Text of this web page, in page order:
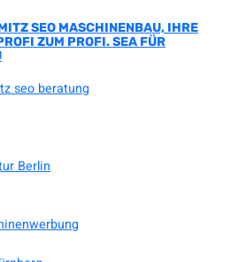
SEO MASCHINENBAU, IHRE
ZUM PROFI. SEA FÜR
seo beratung
Berlin